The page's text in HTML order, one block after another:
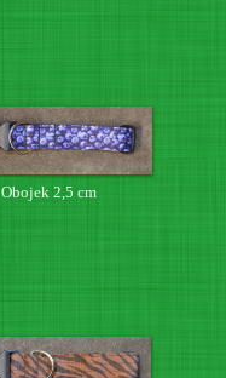
Obojek 2,5 cm